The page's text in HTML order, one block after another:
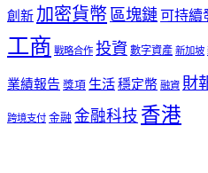
創新加密貨幣區塊鏈可持續
工商 戰略合作投資數字資產新加坡
業績報告 獎項生活穩定幣融資 財
跨境支付金融 金融科技 香港